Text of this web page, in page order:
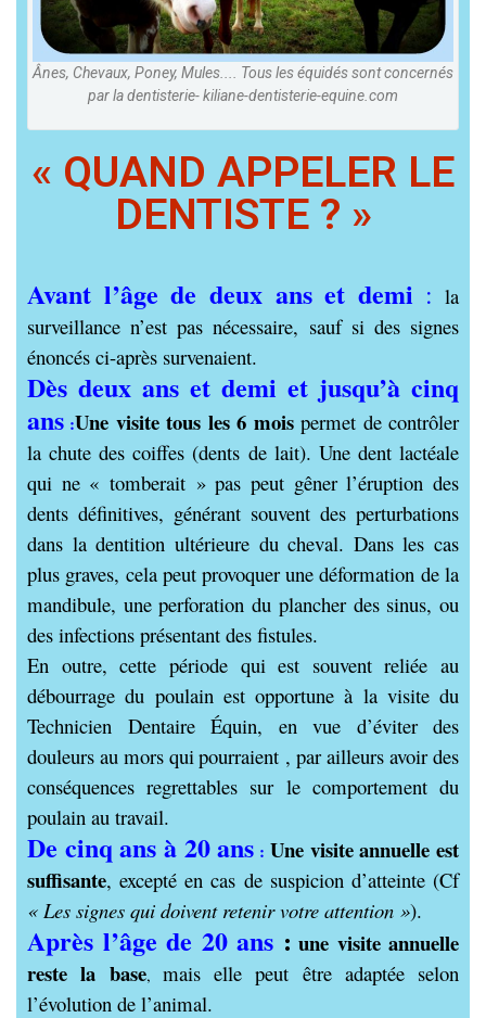
Ânes, Chevaux, Poney, Mules.... Tous les équidés sont concernés
par la dentisterie- kiliane-dentisterie-equine.com
« QUAND APPELER LE
DENTISTE ? »
Avant l’âge de deux ans et demi : la
surveillance n’est pas nécessaire, sauf si des signes
énoncés ci-après survenaient.
Dès deux ans et demi et jusqu’à cinq
ans :Une visite tous les 6 moispermet de contrôler
la chute des coiffes (dents de lait). Une dent lactéale
qui ne « tomberait » pas peut gênerl’éruption des
dents définitives, générant souvent des perturbations
dans la dentition ultérieure du cheval. Dans les cas
plus graves, cela peut provoquer une déformation de la
mandibule, une perforation du plancher des sinus, ou
des infections présentant des fistules.
En outre, cette période qui est souvent reliée au
débourrage du poulain est opportune à la visite du
Technicien Dentaire Équin, en vue d’éviter des
douleurs au mors qui pourraient , par ailleurs avoir des
conséquences regrettables sur le comportement du
poulain au travail.
De cinq ans à 20 ans : Une visite annuelle est
suffisante, excepté en cas de suspicion d’atteinte (Cf
« Les signes qui doivent retenir votre attention »).
Après l’âge de 20 ans : une visite annuelle
reste la base, mais elle peut être adaptée selon
l’évolution de l’animal.